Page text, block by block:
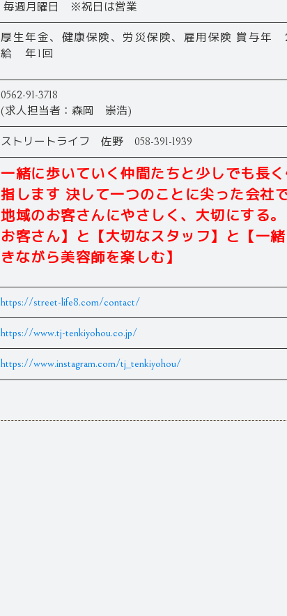
毎週月曜日 ※祝日は営業
厚生年金、健康保険、労災保険、雇用保険 賞与
給 年1回
0562-91-3718
(求人担当者：森岡 崇浩)
ストリートライフ 佐野 058-391-1939
一緒に歩いていく仲間たちと少しでも長
指します 決して一つのことに尖った会社
地域のお客さんにやさしく、大切にする
お客さん】と【大切なスタッフ】と【一
きながら美容師を楽しむ】
https://street-life8.com/contact/
https://www.tj-tenkiyohou.co.jp/
https://www.instagram.com/tj_tenkiyohou/